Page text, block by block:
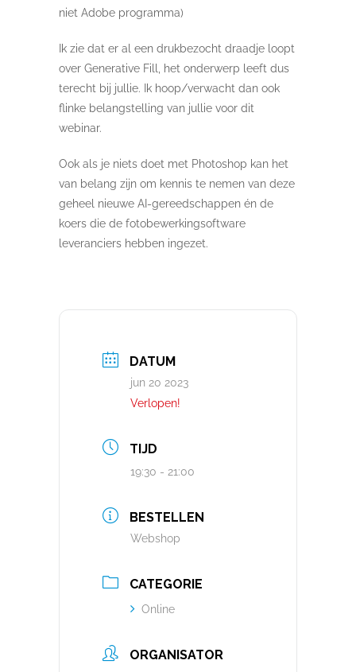
niet Adobe programma)
Ik zie dat er al een drukbezocht draadje loopt
over Generative Fill, het onderwerp leeft dus
terecht bij jullie. Ik hoop/verwacht dan ook
flinke belangstelling van jullie voor dit
webinar.
Ook als je niets doet met Photoshop kan het
van belang zijn om kennis te nemen van deze
geheel nieuwe AI-gereedschappen én de
koers die de fotobewerkingsoftware
leveranciers hebben ingezet.
DATUM
jun 20 2023
Verlopen!
TIJD
19:30 - 21:00
BESTELLEN
Webshop
CATEGORIE
Online
ORGANISATOR